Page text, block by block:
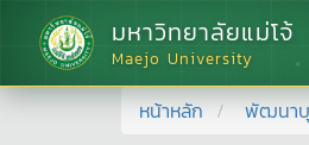
มหาวิทยาลัยแม่โจ้
Maejo University
หน้าหลัก พัฒนาบุ